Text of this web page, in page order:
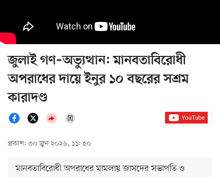
জুলাই গণ–অভ্যুত্থান: মানবতাবিরোধী
অপরাধের দায়ে ইনুর ১০ বছরের সশ্রম
কারাদণ্ড
প্রকাশ: ৩০ জুন ২০২৬, ১১: ৫০
মানবতাবিরোধী অপরাধের মামলায় জাসদের সভাপতি ও